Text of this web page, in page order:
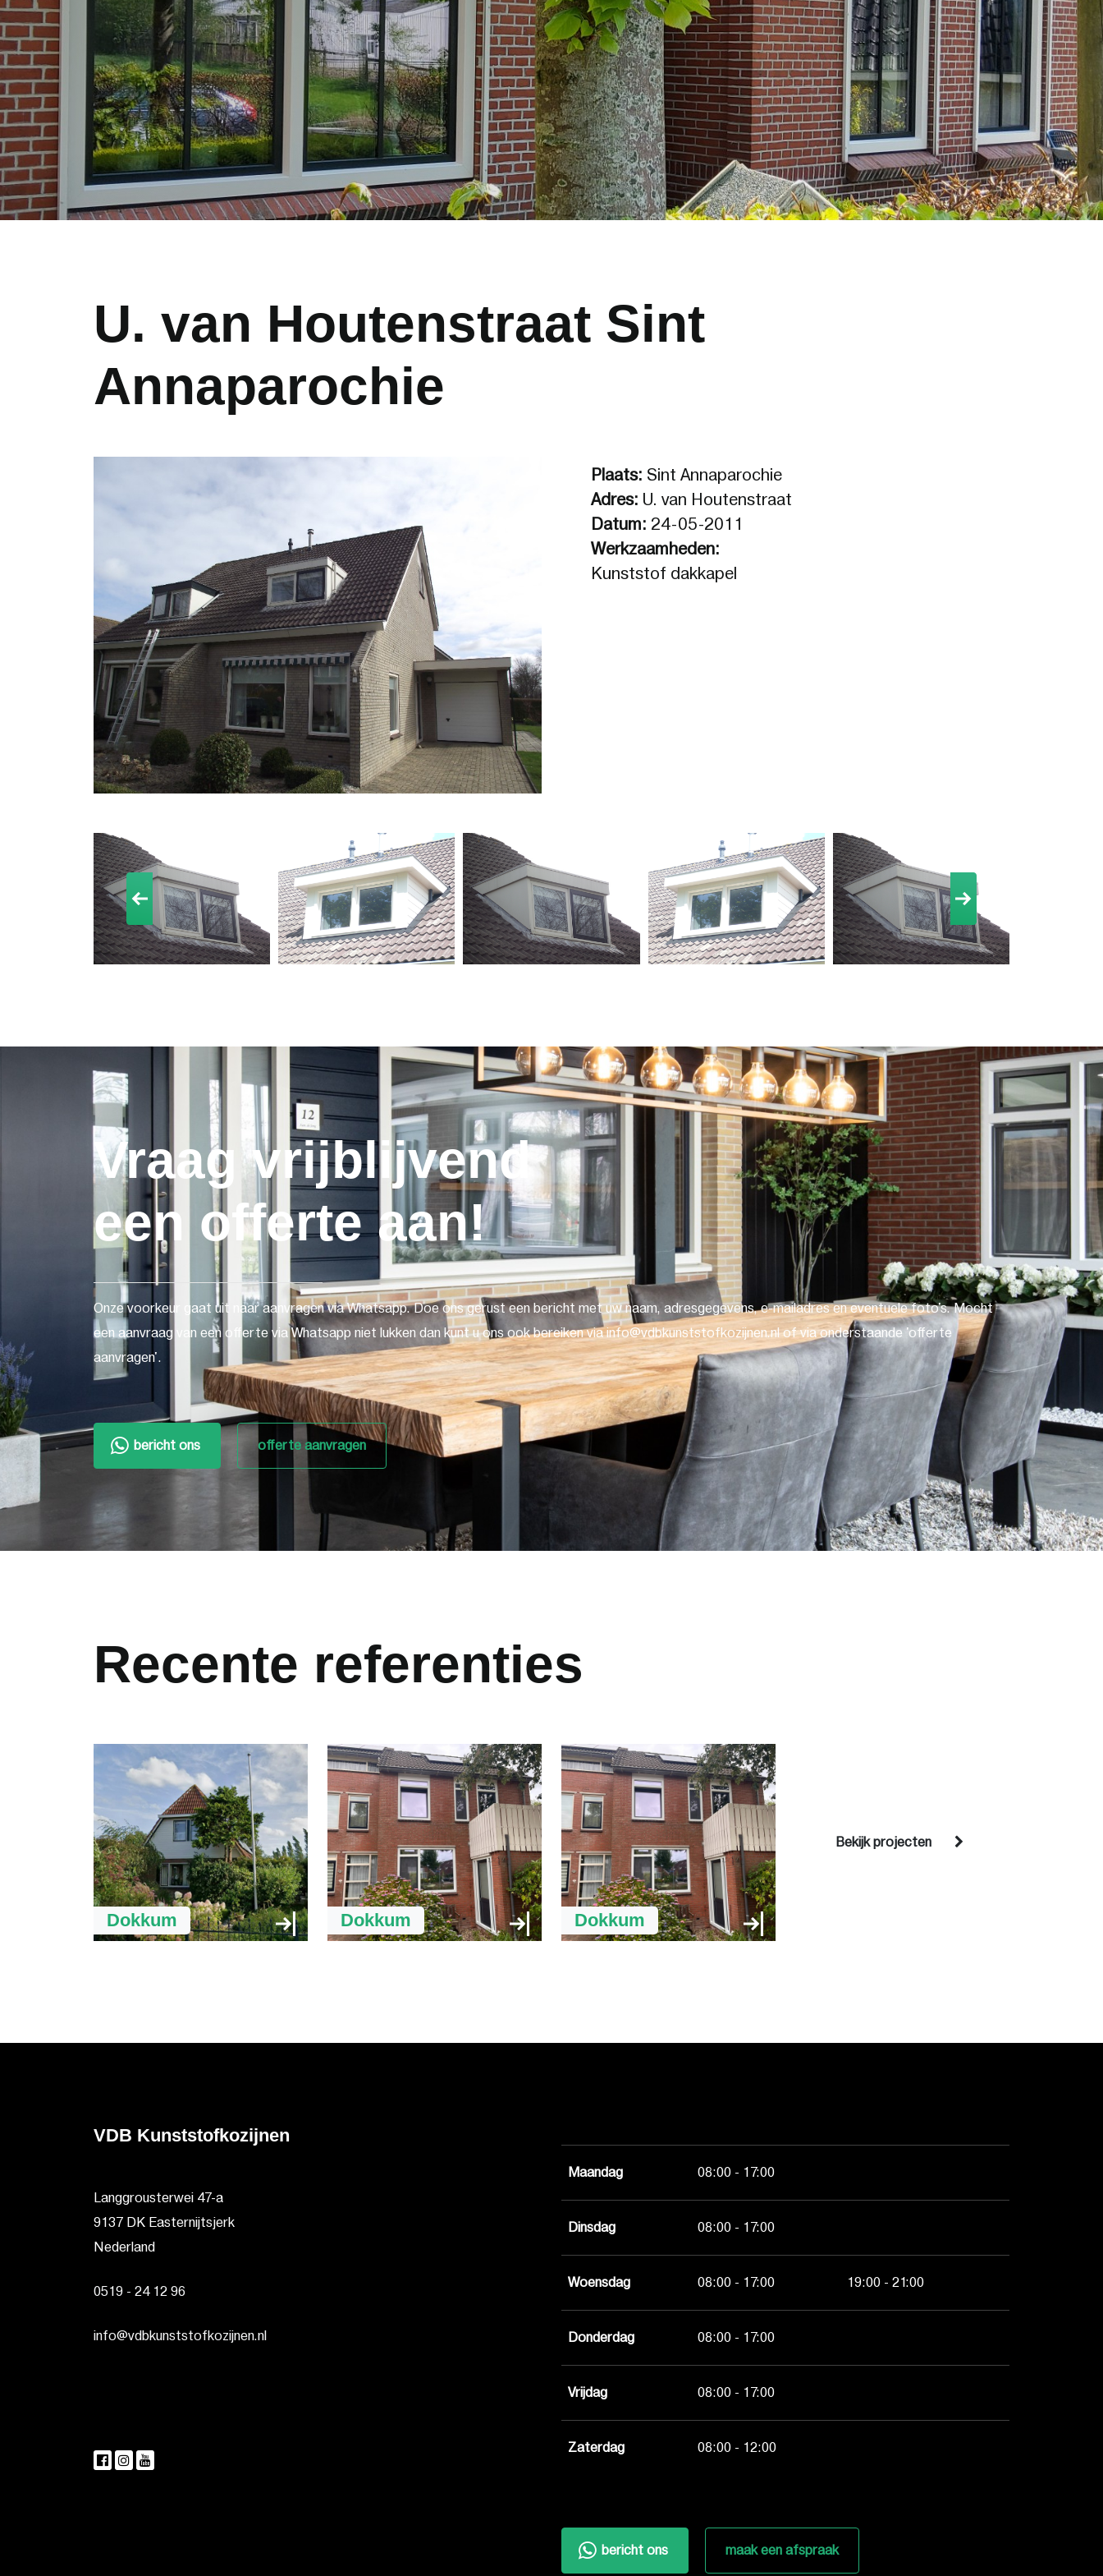
U. van Houtenstraat Sint
Annaparochie
Plaats: Sint Annaparochie
Adres: U. van Houtenstraat
Datum: 24-05-2011
Werkzaamheden:
Kunststof dakkapel
Vraag vrijblijvend
een offerte aan!
Onze voorkeur gaat uit naar aanvragen via Whatsapp. Doe ons gerust een bericht met uw naam, adresgegevens, e-mailadres en eventuele foto's. Mocht
een aanvraag van een offerte via Whatsapp niet lukken dan kunt u ons ook bereiken via info@vdbkunststofkozijnen.nl of via onderstaande 'offerte
aanvragen'.
bericht ons offerte aanvragen
Recente referenties
Dokkum Dokkum Dokkum
Bekijk projecten
VDB Kunststofkozijnen
Langgrousterwei 47-a
9137 DK Easternijtsjerk
Nederland
0519 - 24 12 96
info@vdbkunststofkozijnen.nl
Maandag 08:00 - 17:00
Dinsdag 08:00 - 17:00
Woensdag 08:00 - 17:00 19:00 - 21:00
Donderdag 08:00 - 17:00
Vrijdag 08:00 - 17:00
Zaterdag 08:00 - 12:00
bericht ons maak een afspraak